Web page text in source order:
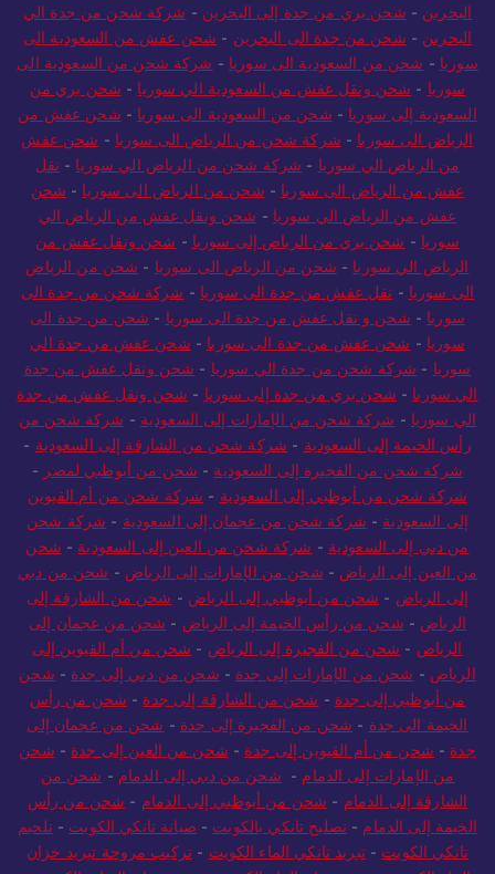
البحرين - شحن بري من جدة إلى البحرين - شركة شحن من جدة الي
البحرين - شحن من جدة الى البحرين - شحن عفش من السعودية الى
سوريا - شحن من السعودية الى سوريا - شركة شحن من السعودية الى
سوريا - شحن ونقل عفش من السعودية الي سوريا - شحن بري من
السعودية إلى سوريا - شحن من السعودية الى سوريا - شحن عفش من
الرياض الى سوريا - شركة شحن من الرياض الى سوريا - شحن عفش
من الرياض الي سوريا - شركة شحن من الرياض الي سوريا - نقل
عفش من الرياض الى سوريا - شحن من الرياض الى سوريا - شحن
عفش من الرياض الي سوريا - شحن ونقل عفش من الرياض الي
سوريا - شحن بري من الرياض إلى سوريا - شحن ونقل عفش من
الرياض الي سوريا - شحن من الرياض الى سوريا - شحن من الرياض
الى سوريا - نقل عفش من جدة الى سوريا - شركة شحن من جدة الى
سوريا - شحن و نقل عفش من جدة الى سوريا - شحن من جدة الى
سوريا - شحن عفش من جدة الى سوريا - شحن عفش من جدة الي
سوريا - شركة شحن من جدة الي سوريا - شحن ونقل عفش من جدة
الي سوريا - شحن بري من جدة إلى سوريا - شحن ونقل عفش من جدة
الي سوريا - شركة شحن من الإمارات إلى السعودية - شركة شحن من
رأس الخيمة إلى السعودية - شركة شحن من الشارقة إلى السعودية -
شركة شحن من الفجيرة إلى السعودية - شحن من أبوظبي لمصر -
شركة شحن من أبوظبي إلى السعودية - شركة شحن من أم القيوين
إلى السعودية - شركة شحن من عجمان إلى السعودية - شركة شحن
من دبي إلى السعودية - شركة شحن من العين إلى السعودية - شحن
من العين إلى الرياض - شحن من الإمارات إلى الرياض - شحن من دبي
إلى الرياض - شحن من أبوظبي إلى الرياض - شحن من الشارقة إلى
الرياض - شحن من رأس الخيمة إلى الرياض - شحن من عجمان إلى
الرياض - شحن من الفجيرة إلى الرياض - شحن من أم القيوين إلى
الرياض - شحن من الإمارات إلى جدة - شحن من دبي إلى جدة - شحن
من أبوظبي إلى جدة - شحن من الشارقة إلى جدة - شحن من رأس
الخيمة الى جدة - شحن من الفجيرة إلى جدة - شحن من عجمان إلى
جدة - شحن من أم القيوين إلى جدة - شحن من العين إلى جدة - شحن
من الإمارات إلى الدمام - شحن من دبي إلى الدمام - شحن من
الشارقة إلى الدمام - شحن من أبوظبي إلى الدمام - شحن من رأس
الخيمة إلى الدمام -تصليح تانكي بالكويت - صيانة تانكي الكويت -تلحيم
تانكي الكويت -تبريد تانكي الماء الكويت - تركيب مروحة تبريد خزان